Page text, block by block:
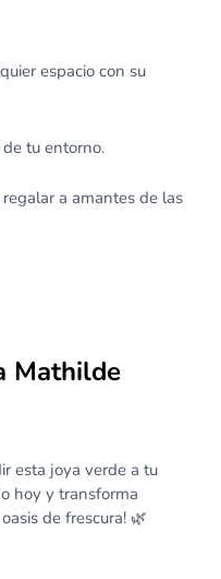
espacio con su
tu entorno.
a amantes de las
Mathilde
esta joya verde a tu
hoy y transforma
de frescura! 🌿